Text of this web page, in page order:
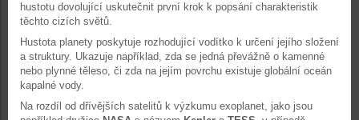
hustotu dovolující uskutečnit první krok k popsání charakteristik
těchto cizích světů.
Hustota planety poskytuje rozhodující vodítko k určení jejího složení
a struktury. Ukazuje například, zda se jedná převážně o kamenné
nebo plynné těleso, či zda na jejím povrchu existuje globální oceán
kapalné vody.
Na rozdíl od dřívějších satelitů k výzkumu exoplanet, jako jsou